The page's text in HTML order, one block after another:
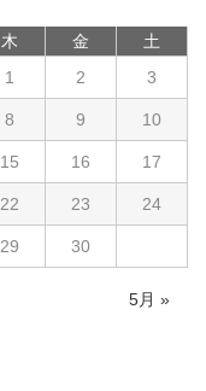
木 金 土
5月 »
1 2 3
8 9 10
15 16 17
22 23 24
29 30